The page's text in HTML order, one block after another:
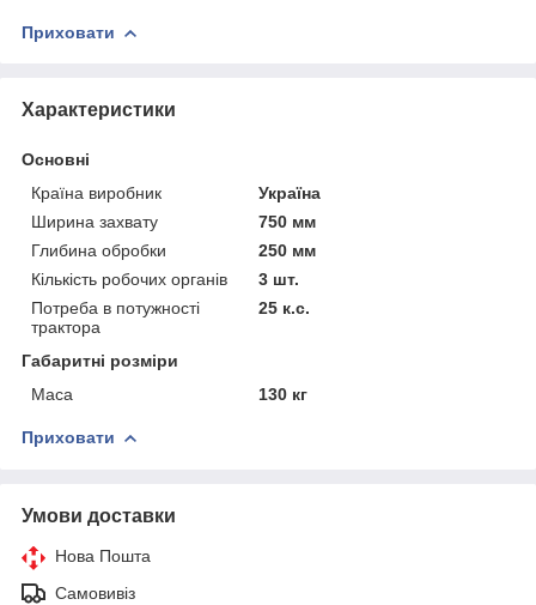
Приховати
Характеристики
Основні
Країна виробник
Україна
Ширина захвату
750 мм
Глибина обробки
250 мм
Кількість робочих органів
3 шт.
Потреба в потужності
трактора
25 к.с.
Габаритні розміри
Маса
130 кг
Приховати
Умови доставки
Нова Пошта
Самовивіз